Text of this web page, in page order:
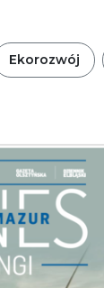
Ekorozwój